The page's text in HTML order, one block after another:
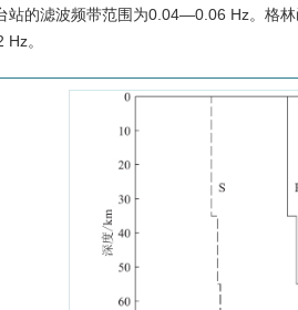
站的滤波频带范围为0.04—0.06 Hz。格
Hz。